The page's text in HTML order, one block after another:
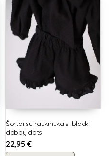
Šortai su raukinukais, black
dobby dots
22,95 €